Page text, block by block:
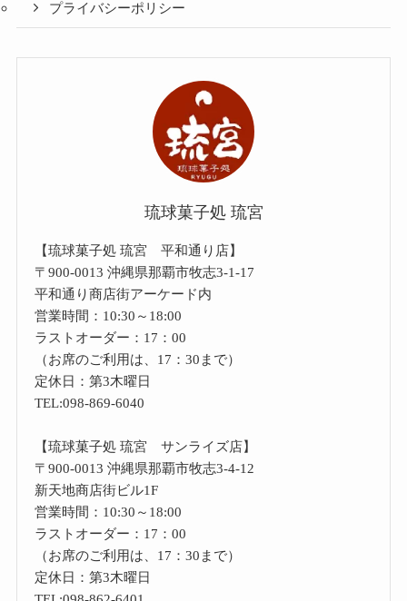
プライバシーポリシー
琉球菓子処 琉宮
【琉球菓子処 琉宮 平和通り店】
〒900-0013 沖縄県那覇市牧志3-1-17
平和通り商店街アーケード内
営業時間：10:30～18:00
ラストオーダー：17：00
（お席のご利用は、17：30まで）
定休日：第3木曜日
TEL:098-869-6040
【琉球菓子処 琉宮 サンライズ店】
〒900-0013 沖縄県那覇市牧志3-4-12
新天地商店街ビル1F
営業時間：10:30～18:00
ラストオーダー：17：00
（お席のご利用は、17：30まで）
定休日：第3木曜日